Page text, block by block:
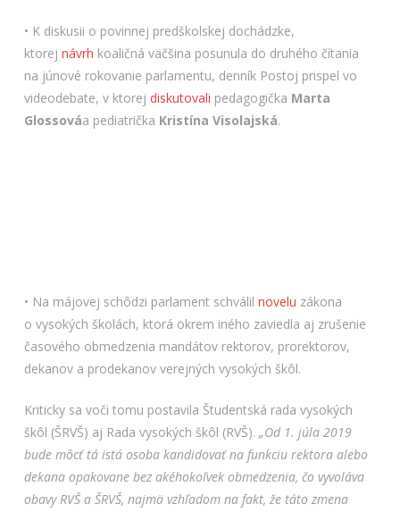
• K diskusii o povinnej predškolskej dochádzke,
ktorej návrh koaličná väčšina posunula do druhého čítania
na júnové rokovanie parlamentu, denník Postoj prispel vo
videodebate, v ktorej diskutovali pedagogička Marta
Glossováa pediatrička Kristína Visolajská.
• Na májovej schôdzi parlament schválil novelu zákona
o vysokých školách, ktorá okrem iného zaviedla aj zrušenie
časového obmedzenia mandátov rektorov, prorektorov,
dekanov a prodekanov verejných vysokých škôl.
Kriticky sa voči tomu postavila Študentská rada vysokých
škôl (ŠRVŠ) aj Rada vysokých škôl (RVŠ). „Od 1. júla 2019
bude môcť tá istá osoba kandidovať na funkciu rektora alebo
dekana opakovane bez akéhokoľvek obmedzenia, čo vyvoláva
obavy RVŠ a ŠRVŠ, najmä vzhľadom na fakt, že táto zmena